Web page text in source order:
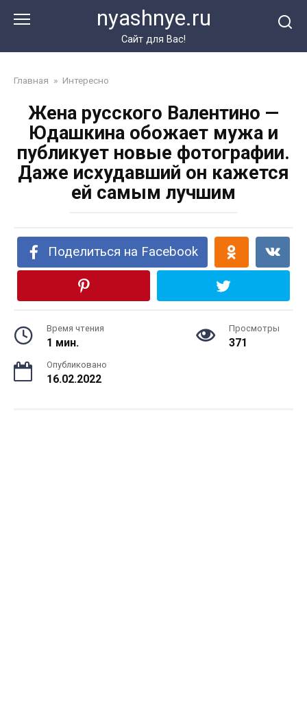
nyashnye.ru
Сайт для Вас!
Главная » Интересно
Жена русского Валентино —
Юдашкина обожает мужа и
публикует новые фотографии.
Даже исхудавший он кажется
ей самым лучшим
Поделиться на Facebook
Время чтения
1 мин.
Просмотры
371
Опубликовано
16.02.2022